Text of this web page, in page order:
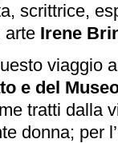
scrittrice,
arte Irene
viaggio
e del
tratti dalla
donna; per